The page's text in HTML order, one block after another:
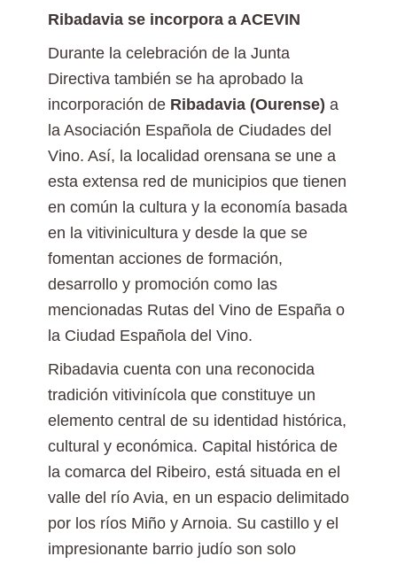
Ribadavia se incorpora a ACEVIN
Durante la celebración de la Junta
Directiva también se ha aprobado la
incorporación de Ribadavia (Ourense) a
la Asociación Española de Ciudades del
Vino. Así, la localidad orensana se une a
esta extensa red de municipios que tienen
en común la cultura y la economía basada
en la vitivinicultura y desde la que se
fomentan acciones de formación,
desarrollo y promoción como las
mencionadas Rutas del Vino de España o
la Ciudad Española del Vino.
Ribadavia cuenta con una reconocida
tradición vitivinícola que constituye un
elemento central de su identidad histórica,
cultural y económica. Capital histórica de
la comarca del Ribeiro, está situada en el
valle del río Avia, en un espacio delimitado
por los ríos Miño y Arnoia. Su castillo y el
impresionante barrio judío son solo